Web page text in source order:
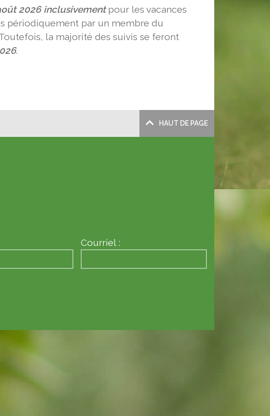
2026 inclusivementpour les vacances
périodiquement par un membre du
la majorité des suivis se feront
.
HAUT DE PAGE
Courriel :